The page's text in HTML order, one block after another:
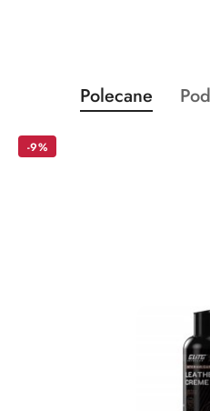
Pomiń karuzelę
Produkty
o
Polecane
-9%